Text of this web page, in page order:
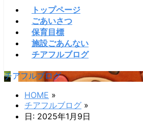
トップページ
ごあいさつ
保育目標
施設ごあんない
チアフルブログ
チアフルブログ
HOME »
チアフルブログ »
日: 2025年1月9日